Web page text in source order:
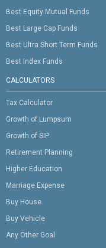
Best Equity Mutual Funds
Best Large Cap Funds
Best Ultra Short Term Funds
Best Index Funds
CALCULATORS
Tax Calculator
Growth of Lumpsum
Growth of SIP
Retirement Planning
Higher Education
Marriage Expense
Buy House
Buy Vehicle
Any Other Goal